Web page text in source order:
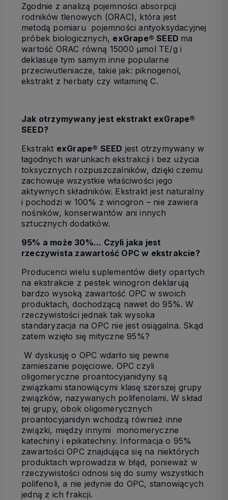
Zgodnie z analizą pojemności absorpcji
rodników tlenowych (ORAC), która jest
metodą pomiaru pojemności antyoksydacyjnej
próbek biologicznych, exGrape® SEED ma
wartość ORAC równą 15000 µmol TE/g i
deklasuje tym samym inne popularne
przeciwutleniacze, takie jak: piknogenol,
ekstrakt z herbaty czy witaminę C.
Jak otrzymywany jest ekstrakt exGrape®
SEED?
Ekstrakt exGrape® SEED jest otrzymywany w
łagodnych warunkach ekstrakcji i bez użycia
toksycznych rozpuszczalników, dzięki czemu
zachowuje wszystkie właściwości jego
aktywnych składników. Ekstrakt jest naturalny
i pochodzi w 100% z winogron – nie zawiera
nośników, konserwantów ani innych
sztucznych dodatków.
95% a może 30%... Czyli jaka jest
rzeczywista zawartość OPC w ekstrakcie?
Producenci wielu suplementów diety opartych
na ekstrakcie z pestek winogron deklarują
bardzo wysoką zawartość OPC w swoich
produktach, dochodzącą nawet do 95%. W
rzeczywistości jednak tak wysoka
standaryzacja na OPC nie jest osiągalna. Skąd
zatem wzięło się mityczne 95%?
W dyskusję o OPC wdarło się pewne
zamieszanie pojęciowe. OPC czyli
oligomeryczne proantocyjanidyny są
związkami stanowiącymi klasę szerszej grupy
związków, nazywanych polifenolami. W skład
tej grupy, obok oligomerycznych
proantocyjanidyn wchodzą również inne
związki, między innymi monomeryczne
katechiny i epikatechiny. Informacja o 95%
zawartości OPC znajdująca się na niektórych
produktach wprowadza w błąd, ponieważ w
rzeczywistości odnosi się do sumy wszystkich
polifenoli, a nie jedynie do OPC, stanowiących
jedną z ich frakcji.